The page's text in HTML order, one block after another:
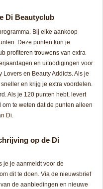
Di Beautyclub
Bij elke aankoop
Deze punten kun je
profiteren trouwens van extra
en uitnodigingen voor
en Beauty Addicts. Als je
en krijg je extra voordelen.
Als je 120 punten hebt, levert
te weten dat de punten alleen
Di.
op de Di
je je aanmeldt voor de
dit te doen. Via de nieuwsbrief
de aanbiedingen en nieuwe